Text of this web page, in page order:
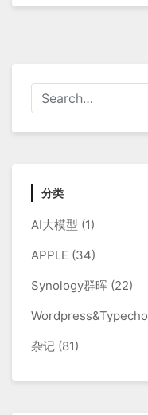
分类
AI大模型 (1)
APPLE (34)
Synology群晖 (22)
Wordpress&Typecho
杂记 (81)